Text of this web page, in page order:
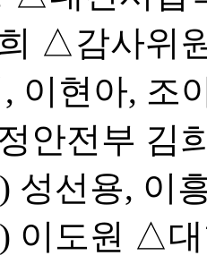
△감사위
이현아, 조
안전부 김
성선용, 이
이도원 △